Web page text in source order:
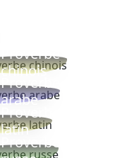
Proverbe
chinois
Proverbe
arabe
Proverbe
latin
Proverbe